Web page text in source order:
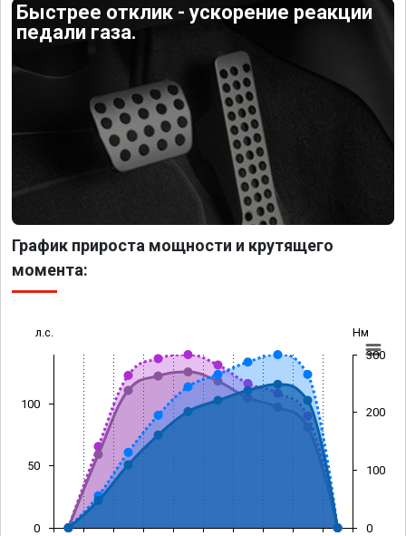
Быстрее отклик - ускорение реакции
педали газа.
График прироста мощности и крутящего
момента:
л.с. Нм
0
50
100
0
100
200
300